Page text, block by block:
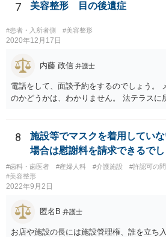
7 美容整形 目の後遺症
#患者・入所者側 #美容整形
2020年12月17日
内藤 政信 弁護士
電話をして、面談予約をするのでしょう。
のかどうかは、わかりません。 法テラスに
8
施設等でマスクを着用してい
場合は慰謝料を請求できるでし
#歯科・歯医者 #産婦人科 #介護施設 #許認可の
#美容整形
2022年9月2日
匿名B 弁護士
お店や施設の長には施設管理権、誰を立ち